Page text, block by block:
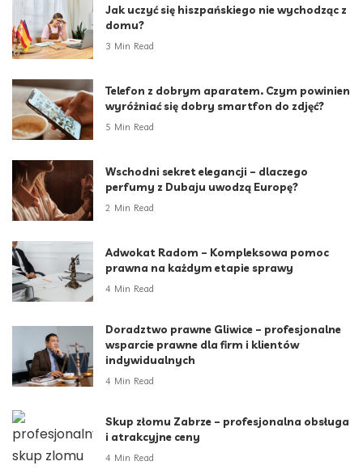
Jak uczyć się hiszpańskiego nie wychodząc z
domu?
3 Min Read
Telefon z dobrym aparatem. Czym powinien
wyróżniać się dobry smartfon do zdjęć?
5 Min Read
Wschodni sekret elegancji – dlaczego
perfumy z Dubaju uwodzą Europę?
2 Min Read
Adwokat Radom – Kompleksowa pomoc
prawna na każdym etapie sprawy
4 Min Read
Doradztwo prawne Gliwice – profesjonalne
wsparcie prawne dla firm i klientów
indywidualnych
4 Min Read
Skup złomu Zabrze – profesjonalna obsługa
i atrakcyjne ceny
4 Min Read